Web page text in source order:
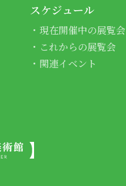
スケジュール
現在開催中の展覧会
これからの展覧会
関連イベント